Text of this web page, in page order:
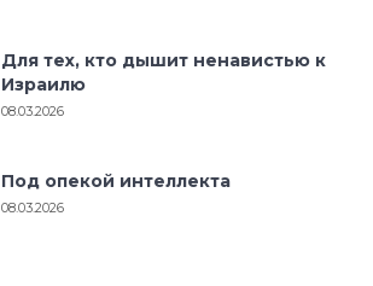
Для тех, кто дышит ненавистью к
Израилю
08.03.2026
Под опекой интеллекта
08.03.2026